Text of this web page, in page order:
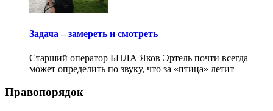
Задача – замереть и смотреть
Старший оператор БПЛА Яков Эртель почти всегда
может определить по звуку, что за «птица» летит
Правопорядок